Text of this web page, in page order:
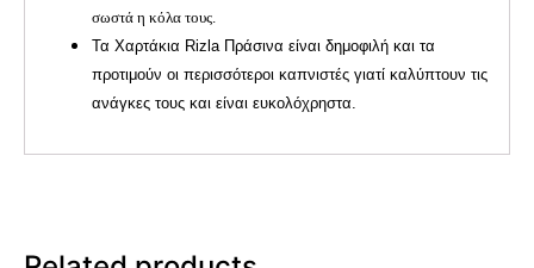
σωστά η κόλα τους.
Τα Χαρτάκια Rizla Πράσινα είναι δημοφιλή και τα
προτιμούν οι περισσότεροι καπνιστές γιατί καλύπτουν τις
ανάγκες τους και είναι ευκολόχρηστα.